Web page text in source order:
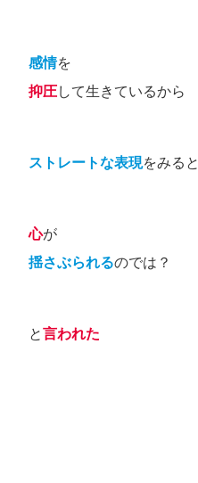
感情を
抑圧して生きているから
ストレートな表現をみると
心が
揺さぶられるのでは？
と言われた